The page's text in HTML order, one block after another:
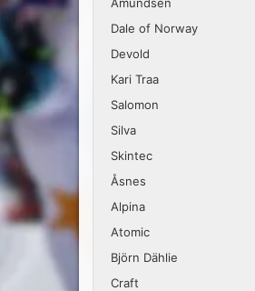
Dale of Norway
Devold
Kari Traa
Salomon
Silva
Skintec
Åsnes
Alpina
Atomic
Björn Dählie
Craft